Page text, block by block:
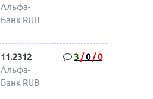
Альфа-
Банк RUB
11.2312
Альфа-
Банк RUB
3 /0/0